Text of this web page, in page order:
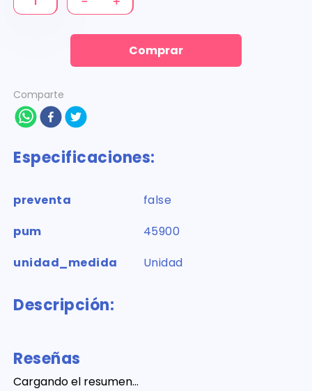
Comprar
Comparte
Especificaciones:
preventa
false
pum
45900
unidad_medida
Unidad
Descripción:
Reseñas
Cargando el resumen…